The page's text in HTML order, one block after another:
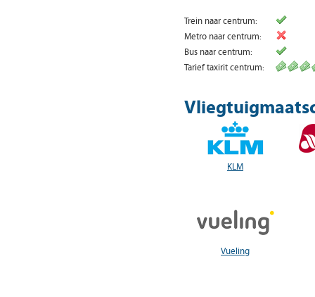
Trein naar centrum:
Metro naar centrum:
Bus naar centrum:
Tarief taxirit centrum:
KLM
Vueling